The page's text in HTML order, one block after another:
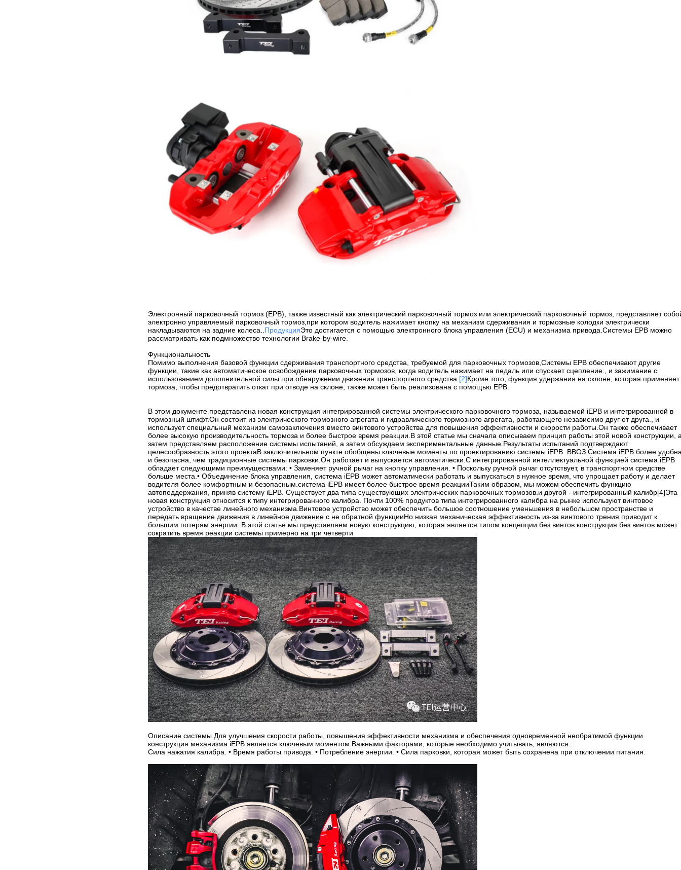
Электронный парковочный тормоз (EPB), также известный как электрический парковочный тормоз или электрический парковочный тормоз, представляет
электронно управляемый парковочный тормоз,при котором водитель нажимает кнопку на механизм сдерживания и тормозные колодки электрически
накладываются на задние колеса.. ПродукцияЭто достигается с помощью электронного блока управления (ECU) и механизма привода.Системы EPB можно
рассматривать как подмножество технологии Brake-by-wire.
Функциональность
Помимо выполнения базовой функции сдерживания транспортного средства, требуемой для парковочных тормозов,Системы EPB обеспечивают другие
функции, такие как автоматическое освобождение парковочных тормозов, когда водитель нажимает на педаль или спускает сцепление., и зажимание с
использованием дополнительной силы при обнаружении движения транспортного средства. [2]Кроме того, функция удержания на склоне, которая применяет
тормоза, чтобы предотвратить откат при отводе на склоне, также может быть реализована с помощью EPB.
В этом документе представлена новая конструкция интегрированной системы электрического парковочного тормоза, называемой iEPB и интегрированной в
тормозный штифт.Он состоит из электрического тормозного агрегата и гидравлического тормозного агрегата, работающего независимо друг от друга., и
использует специальный механизм самозаключения вместо винтового устройства для повышения эффективности и скорости работы.Он также обеспечивает
более высокую производительность тормоза и более быстрое время реакции.В этой статье мы сначала описываем принцип работы этой новой конструкции,
затем представляем расположение системы испытаний, а затем обсуждаем экспериментальные данные.Результаты испытаний подтверждают
целесообразность этого проектаВ заключительном пункте обобщены ключевые моменты по проектированию системы iEPB. ВВОЗ Система iEPB более
и безопасна, чем традиционные системы парковки.Он работает и выпускается автоматически.С интегрированной интеллектуальной функцией система iEPB
обладает следующими преимуществами: • Заменяет ручной рычаг на кнопку управления. • Поскольку ручной рычаг отсутствует, в транспортном средстве
больше места.• Объединение блока управления, система iEPB может автоматически работать и выпускаться в нужное время, что упрощает работу и делает
водителя более комфортным и безопасным.система iEPB имеет более быстрое время реакцииТаким образом, мы можем обеспечить функцию
автоподдержания, приняв систему iEPB. Существует два типа существующих электрических парковочных тормозов.и другой - интегрированный калибр[4]Эта
новая конструкция относится к типу интегрированного калибра. Почти 100% продуктов типа интегрированного калибра на рынке используют винтовое
устройство в качестве линейного механизма.Винтовое устройство может обеспечить большое соотношение уменьшения в небольшом пространстве и
передать вращение движения в линейное движение с не обратной функцииНо низкая механическая эффективность из-за винтового трения приводит к
большим потерям энергии. В этой статье мы представляем новую конструкцию, которая является типом концепции без винтов.конструкция без винтов может
сократить время реакции системы примерно на три четверти
Описание системы Для улучшения скорости работы, повышения эффективности механизма и обеспечения одновременной необратимой функции
конструкция механизма iEPB является ключевым моментом.Важными факторами, которые необходимо учитывать, являются::
Сила нажатия калибра. • Время работы привода. • Потребление энергии. • Сила парковки, которая может быть сохранена при отключении питания.